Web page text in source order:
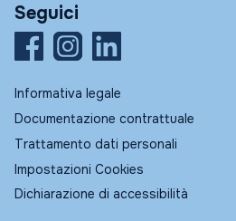
Seguici
Informativa legale
Documentazione contrattuale
Trattamento dati personali
Impostazioni Cookies
Dichiarazione di accessibilità